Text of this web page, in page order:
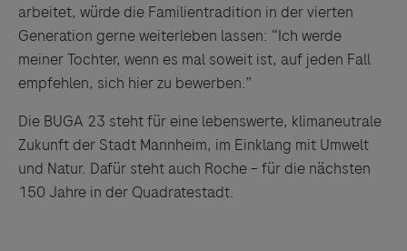
arbeitet, würde die Familientradition in der vierten
Generation gerne weiterleben lassen: “Ich werde
meiner Tochter, wenn es mal soweit ist, auf jeden Fall
empfehlen, sich hier zu bewerben.”
Die BUGA 23 steht für eine lebenswerte, klimaneutrale
Zukunft der Stadt Mannheim, im Einklang mit Umwelt
und Natur. Dafür steht auch Roche – für die nächsten
150 Jahre in der Quadratestadt.